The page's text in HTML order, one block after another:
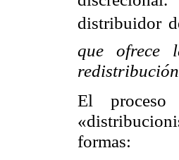
distribuidor
que ofrece
El
«
formas: